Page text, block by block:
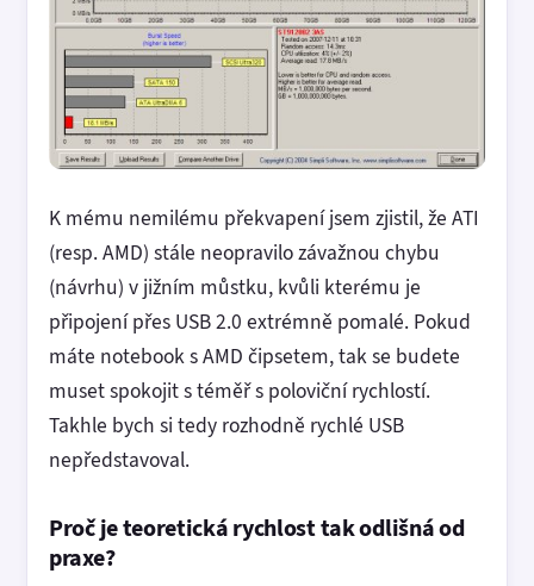
K mému nemilému překvapení jsem zjistil, že ATI
(resp. AMD) stále neopravilo závažnou chybu
(návrhu) v jižním můstku, kvůli kterému je
připojení přes USB 2.0 extrémně pomalé. Pokud
máte notebook s AMD čipsetem, tak se budete
muset spokojit s téměř s poloviční rychlostí.
Takhle bych si tedy rozhodně rychlé USB
nepředstavoval.
Proč je teoretická rychlost tak odlišná od
praxe?